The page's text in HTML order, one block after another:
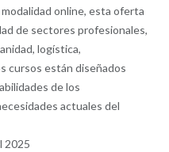
online, esta oferta
de sectores profesionales,
logística,
cursos están diseñados
de los
actuales del
2025